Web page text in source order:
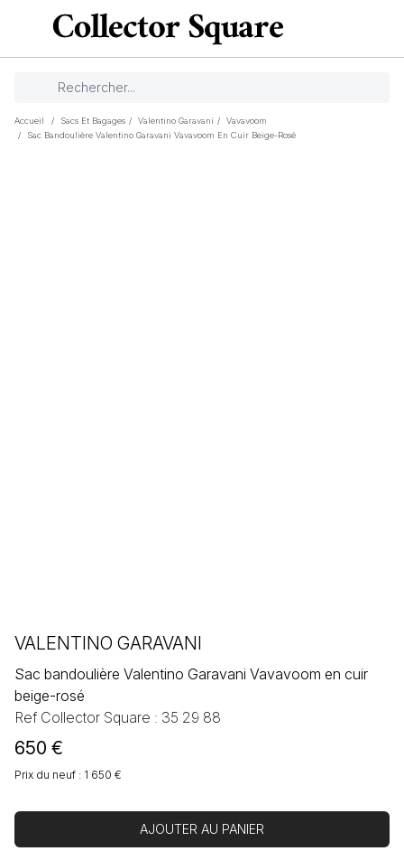
Accueil / Sacs Et Bagages / Valentino Garavani /
Vavavoom
/
Sac Bandoulière Valentino Garavani Vavavoom En Cuir Beige-Rosé
VALENTINO GARAVANI
Sac bandoulière Valentino Garavani Vavavoom en cuir
beige-rosé
Ref Collector Square : 35 29 88
650 €
Prix du neuf : 1 650 €
AJOUTER AU PANIER